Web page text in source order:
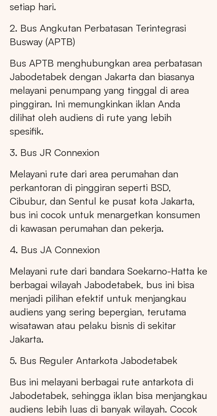
setiap hari.
2. Bus Angkutan Perbatasan Terintegrasi
Busway (APTB)
Bus APTB menghubungkan area perbatasan
Jabodetabek dengan Jakarta dan biasanya
melayani penumpang yang tinggal di area
pinggiran. Ini memungkinkan iklan Anda
dilihat oleh audiens di rute yang lebih
spesifik.
3. Bus JR Connexion
Melayani rute dari area perumahan dan
perkantoran di pinggiran seperti BSD,
Cibubur, dan Sentul ke pusat kota Jakarta,
bus ini cocok untuk menargetkan konsumen
di kawasan perumahan dan pekerja.
4. Bus JA Connexion
Melayani rute dari bandara Soekarno-Hatta ke
berbagai wilayah Jabodetabek, bus ini bisa
menjadi pilihan efektif untuk menjangkau
audiens yang sering bepergian, terutama
wisatawan atau pelaku bisnis di sekitar
Jakarta.
5. Bus Reguler Antarkota Jabodetabek
Bus ini melayani berbagai rute antarkota di
Jabodetabek, sehingga iklan bisa menjangkau
audiens lebih luas di banyak wilayah. Cocok